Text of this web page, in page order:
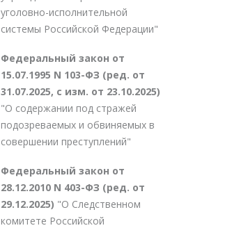
уголовно-исполнительной
системы Российской Федерации"
Федеральный закон от
15.07.1995 N 103-ФЗ (ред. от
31.07.2025, с изм. от 23.10.2025)
"О содержании под стражей
подозреваемых и обвиняемых в
совершении преступлений"
Федеральный закон от
28.12.2010 N 403-ФЗ (ред. от
29.12.2025) "О Следственном
комитете Российской